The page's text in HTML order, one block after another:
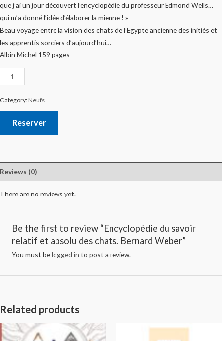
que j’ai un jour découvert l’encyclopédie du professeur Edmond Wells…
qui m’a donné l’idée d’élaborer la mienne ! »
Beau voyage entre la vision des chats de l’Egypte ancienne des initiés et
les apprentis sorciers d’aujourd’hui…
Albin Michel 159 pages
Category:Neufs
Reserver
Reviews (0)
There are no reviews yet.
Be the first to review “Encyclopédie du savoir
relatif et absolu des chats. Bernard Weber”
You must belogged in to post a review.
Related products